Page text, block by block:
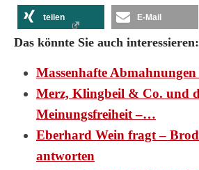
teilen E-Mail
Das könnte Sie auch interessieren:
Massenhafte
Merz, Klingbeil & Co. und
Meinungsfreiheit –…
Eberhard Wein fragt –
antworten